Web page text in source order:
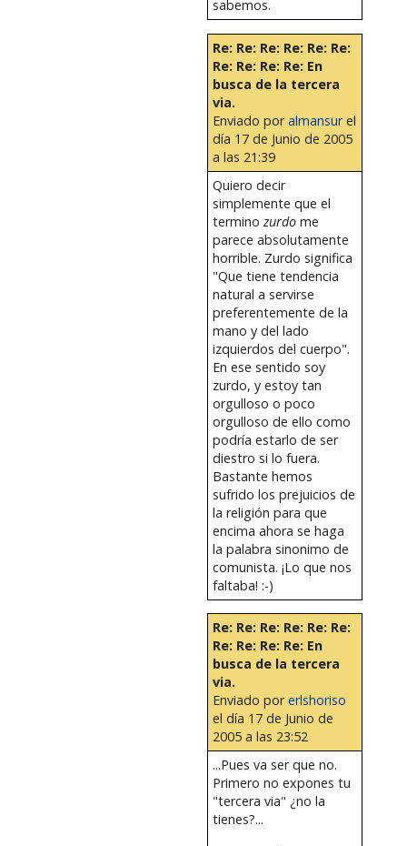
sabemos.
Re: Re: Re: Re: Re: Re:
Re: Re: Re: Re: En
busca de la tercera
via.
Enviado poralmansurel
día 17 de Junio de 2005
a las 21:39
Quiero decir
simplemente que el
termino zurdome
parece absolutamente
horrible. Zurdo significa
"Que tiene tendencia
natural a servirse
preferentemente de la
mano y del lado
izquierdos del cuerpo".
En ese sentido soy
zurdo, y estoy tan
orgulloso o poco
orgulloso de ello como
podría estarlo de ser
diestro si lo fuera.
Bastante hemos
sufrido los prejuicios de
la religión para que
encima ahora se haga
la palabra sinonimo de
comunista. ¡Lo que nos
faltaba! :-)
Re: Re: Re: Re: Re: Re:
Re: Re: Re: Re: En
busca de la tercera
via.
Enviado porerlshoriso
el día 17 de Junio de
2005 a las 23:52
...Pues va ser que no.
Primero no expones tu
"tercera via" ¿no la
tienes?...